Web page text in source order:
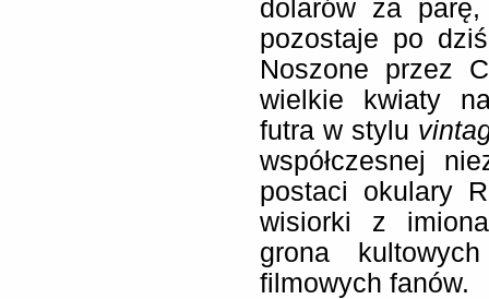
dolarów za
pozostaje po
Noszone przez
wielkie kwiaty
futra w stylu
współczesnej
postaci okulary
wisiorki z
grona
filmowych fanów.